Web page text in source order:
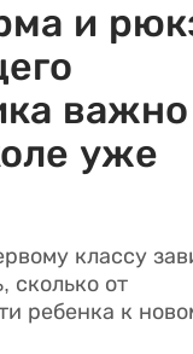
и
важно
уже
классу
сколько от
ребенка к